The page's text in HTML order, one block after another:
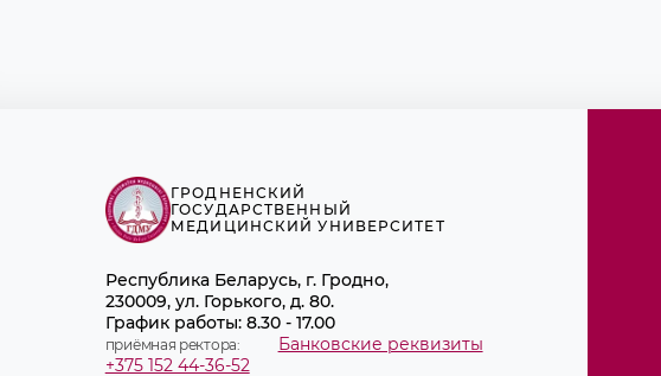
ГРОДНЕНСКИЙ
ГОСУДАРСТВЕННЫЙ
МЕДИЦИНСКИЙ УНИВЕРСИТЕТ
Республика Беларусь, г. Гродно,
230009, ул. Горького, д. 80.
График работы: 8.30 - 17.00
приёмная ректора:
+375 152 44-36-52
Банковские реквизиты